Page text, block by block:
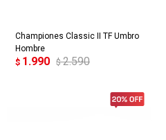
Championes Classic II TF Umbro
Hombre
$ 1.990 $ 2.590